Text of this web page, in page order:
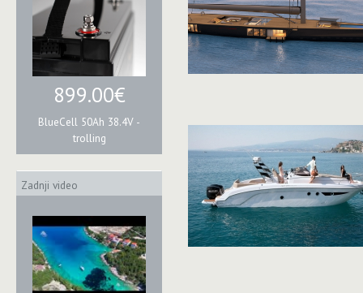
899.00€
BlueCell 50Ah 38.4V -
trolling
Zadnji video